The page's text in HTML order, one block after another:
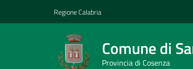
Regione Calabria
Comune di
Provincia di Cosenza